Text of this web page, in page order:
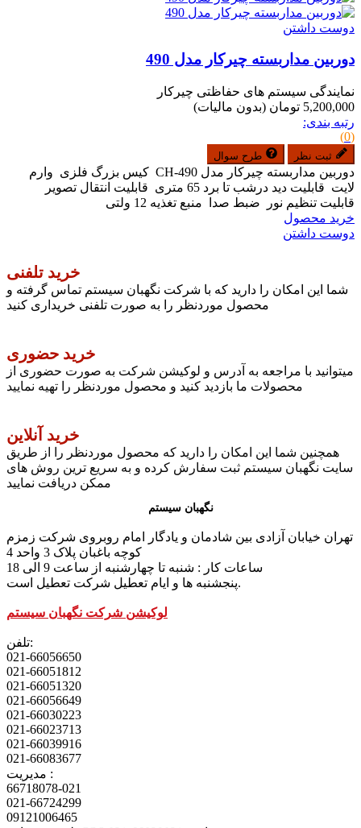
دوست داشتن
دوربین مداربسته چیرکار مدل 490
نمایندگی سیستم های حفاظتی چیرکار
5,200,000 تومان
(بدون مالیات)
رتبه بندی:
(0)
ثبت نظر طرح سوال
دوربین مداربسته چیرکار مدل CH-490 کیس بزرگ فلزی وارم
لایت قابلیت دید درشب تا برد 65 متری قابلیت انتقال تصویر
قابلیت تنظیم نور ضبط صدا منبع تغذیه 12 ولتی
خرید محصول
دوست داشتن
خرید تلفنی
شما این امکان را دارید که با شرکت نگهبان سیستم تماس گرفته و
محصول موردنظر را به صورت تلفنی خریداری کنید
خرید حضوری
میتوانید با مراجعه به آدرس و لوکیشن شرکت به صورت حضوری از
محصولات ما بازدید کنید و محصول موردنظر را تهیه نمایید
خرید آنلاین
همچنین شما این امکان را دارید که محصول موردنظر را از طریق
سایت نگهبان سیستم ثبت سفارش کرده و به سریع ترین روش های
ممکن دریافت نمایید
نگهبان سیستم
تهران خیابان آزادی بین شادمان و یادگار امام روبروی شرکت زمزم
کوچه باغبان پلاک 3 واحد 4
پنجشنبه ها و ایام تعطیل شرکت تعطیل است.
لوکیشن شرکت نگهبان سیستم
تلفن:
021-66056650
021-66051812
021-66051320
021-66056649
021-66030223
021-66023713
021-66039916
021-66083677
مدیریت :
66718078-021
021-66724299
09121006465